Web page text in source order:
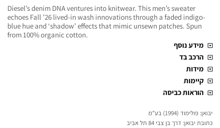
Diesel’s denim DNA ventures into knitwear. This men’s sweater
echoes Fall ’26 lived-in wash innovations through a faded indigo-
blue hue and ‘shadow’ effects that mimic unsewn patches. Spun
from 100% organic cotton.
מידע נוסף
הרכב בד
מידות
קיימות
הוראות כביסה
יבואן: פולימוד (1994) בע"מ
כתובת יבואן: דרך בן צבי 84 תל אביב